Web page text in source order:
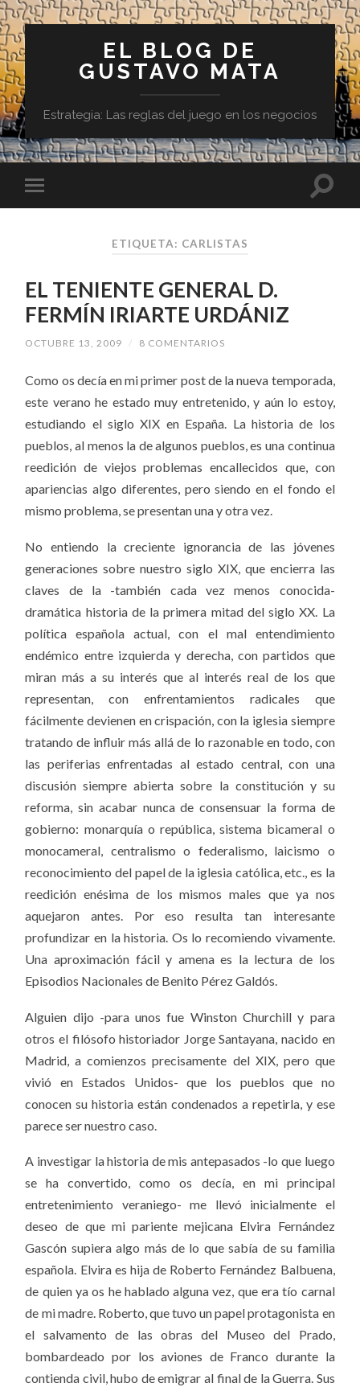
EL BLOG DE
GUSTAVO MATA
Estrategia: Las reglas del juego en los negocios
ETIQUETA: CARLISTAS
EL TENIENTE GENERAL D.
FERMÍN IRIARTE URDÁNIZ
OCTUBRE 13, 2009 / 8 COMENTARIOS
Como os decía en mi primer post de la nueva temporada,
este verano he estado muy entretenido, y aún lo estoy,
estudiando el siglo XIX en España. La historia de los
pueblos, al menos la de algunos pueblos, es una continua
reedición de viejos problemas encallecidos que, con
apariencias algo diferentes, pero siendo en el fondo el
mismo problema, se presentan una y otra vez.
No entiendo la creciente ignorancia de las jóvenes
generaciones sobre nuestro siglo XIX, que encierra las
claves de la -también cada vez menos conocida-
dramática historia de la primera mitad del siglo XX. La
política española actual, con el mal entendimiento
endémico entre izquierda y derecha, con partidos que
miran más a su interés que al interés real de los que
representan, con enfrentamientos radicales que
fácilmente devienen en crispación, con la iglesia siempre
tratando de influir más allá de lo razonable en todo, con
las periferias enfrentadas al estado central, con una
discusión siempre abierta sobre la constitución y su
reforma, sin acabar nunca de consensuar la forma de
gobierno: monarquía o república, sistema bicameral o
monocameral, centralismo o federalismo, laicismo o
reconocimiento del papel de la iglesia católica, etc., es la
reedición enésima de los mismos males que ya nos
aquejaron antes. Por eso resulta tan interesante
profundizar en la historia. Os lo recomiendo vivamente.
Una aproximación fácil y amena es la lectura de los
Episodios Nacionales de Benito Pérez Galdós.
Alguien dijo -para unos fue Winston Churchill y para
otros el filósofo historiador Jorge Santayana, nacido en
Madrid, a comienzos precisamente del XIX, pero que
vivió en Estados Unidos- que los pueblos que no
conocen su historia están condenados a repetirla, y ese
parece ser nuestro caso.
A investigar la historia de mis antepasados -lo que luego
se ha convertido, como os decía, en mi principal
entretenimiento veraniego- me llevó inicialmente el
deseo de que mi pariente mejicana Elvira Fernández
Gascón supiera algo más de lo que sabía de su familia
española. Elvira es hija de Roberto Fernández Balbuena,
de quien ya os he hablado alguna vez, que era tío carnal
de mi madre. Roberto, que tuvo un papel protagonista en
el salvamento de las obras del Museo del Prado,
bombardeado por los aviones de Franco durante la
contienda civil, hubo de emigrar al final de la Guerra. Sus